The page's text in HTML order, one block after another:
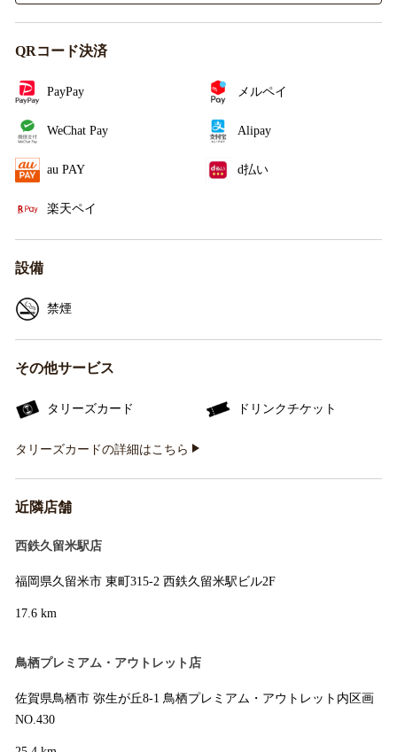
QRコード決済
PayPay メルペイ
WeChat Pay Alipay
au PAY d払い
楽天ペイ
設備
禁煙
その他サービス
タリーズカード ドリンクチケット
タリーズカードの詳細はこちら
近隣店舗
西鉄久留米駅店
福岡県久留米市 東町315-2 西鉄久留米駅ビル2F
17.6 km
鳥栖プレミアム・アウトレット店
佐賀県鳥栖市 弥生が丘8-1 鳥栖プレミアム・アウトレット内区画
NO.430